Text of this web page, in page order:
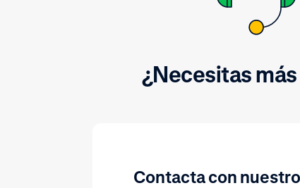
¿Necesitas
Contacta con